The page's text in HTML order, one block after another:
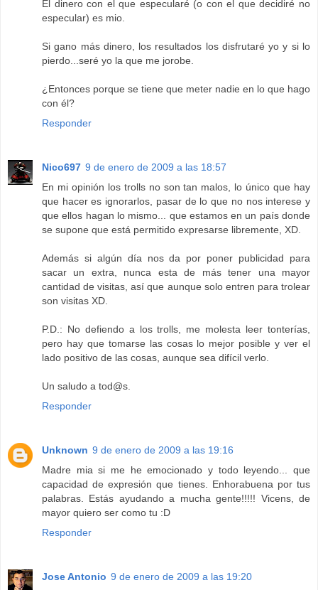
El dinero con el que especularé (o con el que decidiré no
especular) es mio.
Si gano más dinero, los resultados los disfrutaré yo y si lo
pierdo...seré yo la que me jorobe.
¿Entonces porque se tiene que meter nadie en lo que hago
con él?
Responder
Nico697 9 de enero de 2009 a las 18:57
En mi opinión los trolls no son tan malos, lo único que hay
que hacer es ignorarlos, pasar de lo que no nos interese y
que ellos hagan lo mismo... que estamos en un país donde
se supone que está permitido expresarse libremente, XD.
Además si algún día nos da por poner publicidad para
sacar un extra, nunca esta de más tener una mayor
cantidad de visitas, así que aunque solo entren para trolear
son visitas XD.
P.D.: No defiendo a los trolls, me molesta leer tonterías,
pero hay que tomarse las cosas lo mejor posible y ver el
lado positivo de las cosas, aunque sea difícil verlo.
Un saludo a tod@s.
Responder
Unknown 9 de enero de 2009 a las 19:16
Madre mia si me he emocionado y todo leyendo... que
capacidad de expresión que tienes. Enhorabuena por tus
palabras. Estás ayudando a mucha gente!!!!! Vicens, de
mayor quiero ser como tu :D
Responder
Jose Antonio 9 de enero de 2009 a las 19:20